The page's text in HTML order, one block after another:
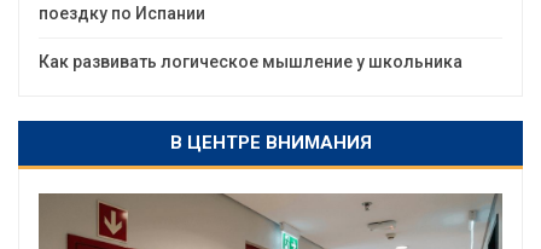
поездку по Испании
Как развивать логическое мышление у школьника
В ЦЕНТРЕ ВНИМАНИЯ